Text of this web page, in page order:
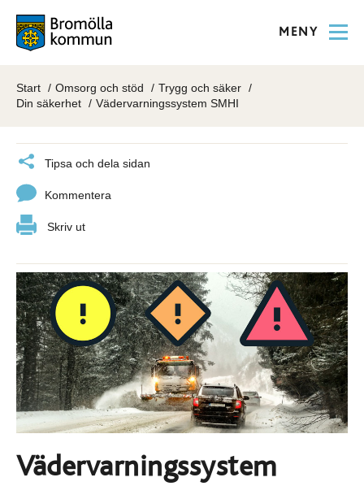
MENY
Start Omsorg och stöd
Trygg och säker
Din säkerhet
Vädervarningssystem SMHI
Tipsa och dela sidan
Kommentera
Skriv ut
Vädervarningssystem